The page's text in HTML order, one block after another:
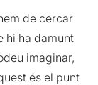
de cercar
hi ha damunt
imaginar,
és el punt